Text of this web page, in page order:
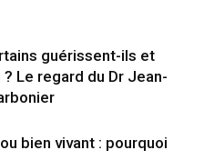
guérissent-ils et
? Le regard du Dr Jean-
bien vivant : pourquoi